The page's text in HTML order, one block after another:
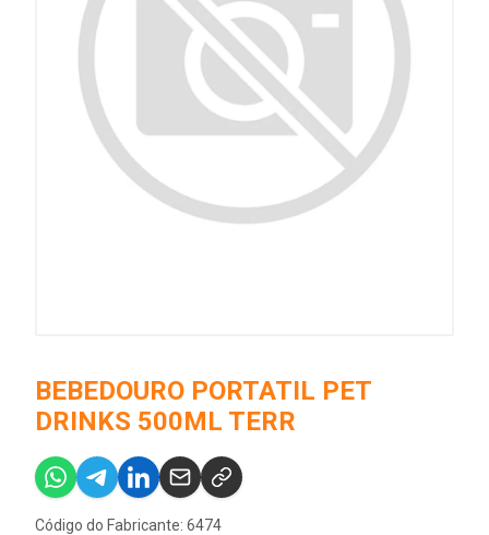
BEBEDOURO PORTATIL PET
DRINKS 500ML TERR
Código do Fabricante: 6474